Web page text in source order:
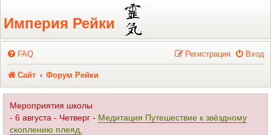
Регистрация
Империя Рейки
FAQ Вход
Регистрация
Сайт Форум Рейки
Мероприятия школы
- 6 августа - Четверг - Медитация Путешествие к звёздному
скоплению плеяд,